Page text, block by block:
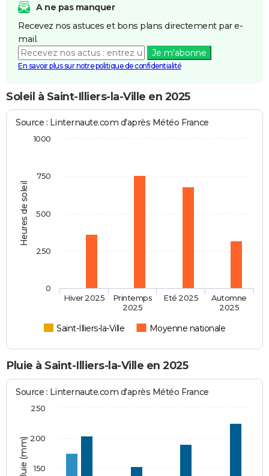
A ne pas manquer
Recevez nos astuces et bons plans directement par e-
mail.
Je m'abonne
En savoir plus sur notre politique de confidentialité
Soleil à Saint-Illiers-la-Ville en 2025
Heures de soleil
Source : Linternaute.com d'après Météo France
Saint-Illiers-la-Ville Moyenne nationale
Hiver 2025
Printemps
2025
Eté 2025
Automne
2025
0
250
500
750
1000
Pluie à Saint-Illiers-la-Ville en 2025
Source : Linternaute.com d'après Météo France
150
200
250